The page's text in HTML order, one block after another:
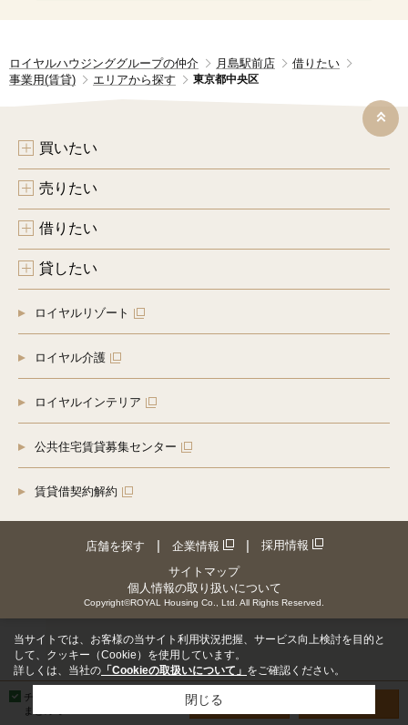
チェックした物件を
まとめて
お問い合わせ
ロイヤルハウジンググループの仲介 月島駅前店
借りたい
事業用(賃貸)
エリアから探す 東京都中央区
買いたい
売りたい
借りたい
貸したい
ロイヤルリゾート
ロイヤル介護
ロイヤルインテリア
公共住宅賃貸募集センター
賃貸借契約解約
店舗を探す 企業情報
採用情報
サイトマップ
個人情報の取り扱いについて
Copyright©ROYAL Housing Co., Ltd. All Rights Reserved.
当サイトでは、お客様の当サイト利用状況把握、サービス向上検討を目的と
して、クッキー（Cookie）を使用しています。
詳しくは、当社の 「Cookieの取扱いについて」 をご確認ください。
閉じる